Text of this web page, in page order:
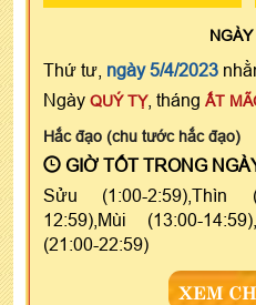
NGÀY
Thứ tư, ngày 5/4/2023
Ngày QUÝ TỴ, tháng ẤT
Hắc đạo (chu tước hắc đạo)
GIỜ TỐT TRONG
Sửu (1:00-2:59),Thìn
12:59),Mùi (13:00-
(21:00-22:59)
XEM